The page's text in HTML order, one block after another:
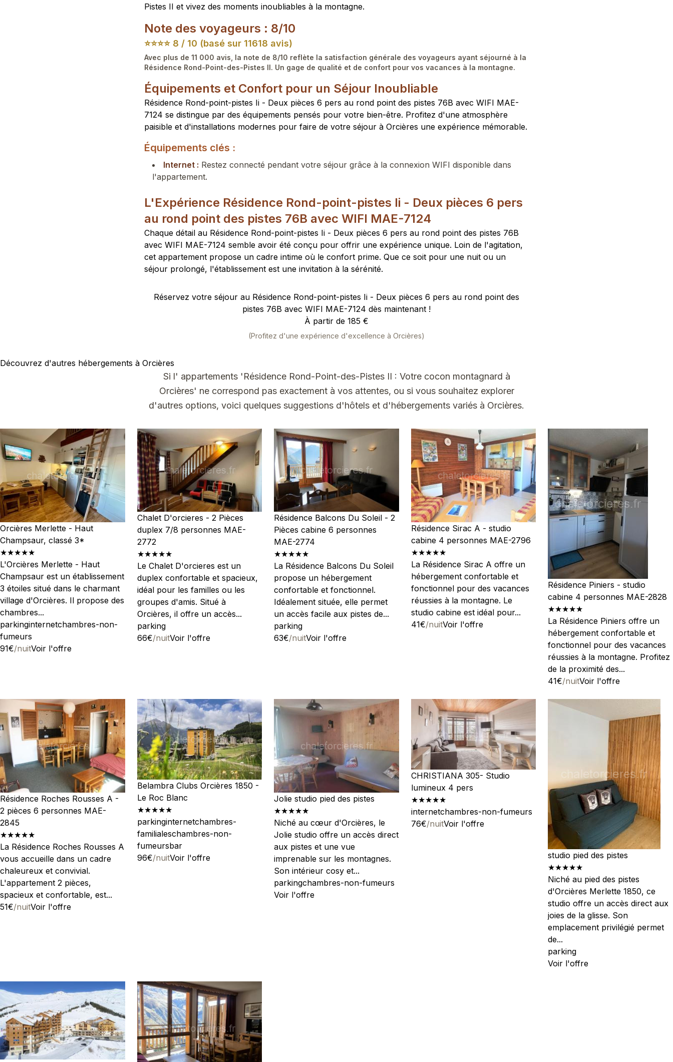
Pistes II et vivez des moments inoubliables à la montagne.
Note des voyageurs : 8/10
⭐⭐⭐⭐ 8 / 10 (basé sur 11618 avis)
Avec plus de 11 000 avis, la note de 8/10 reflète la satisfaction générale des voyageurs ayant séjourné à la
Résidence Rond-Point-des-Pistes II. Un gage de qualité et de confort pour vos vacances à la montagne.
Équipements et Confort pour un Séjour Inoubliable
Résidence Rond-point-pistes Ii - Deux pièces 6 pers au rond point des pistes 76B avec WIFI MAE-
7124 se distingue par des équipements pensés pour votre bien-être. Profitez d'une atmosphère
paisible et d'installations modernes pour faire de votre séjour à Orcières une expérience mémorable.
Équipements clés :
Internet : Restez connecté pendant votre séjour grâce à la connexion WIFI disponible dans
l'appartement.
L'Expérience Résidence Rond-point-pistes Ii - Deux pièces 6 pers
au rond point des pistes 76B avec WIFI MAE-7124
Chaque détail au Résidence Rond-point-pistes Ii - Deux pièces 6 pers au rond point des pistes 76B
avec WIFI MAE-7124 semble avoir été conçu pour offrir une expérience unique. Loin de l'agitation,
cet appartement propose un cadre intime où le confort prime. Que ce soit pour une nuit ou un
séjour prolongé, l'établissement est une invitation à la sérénité.
Réservez votre séjour au Résidence Rond-point-pistes Ii - Deux pièces 6 pers au rond point des
pistes 76B avec WIFI MAE-7124 dès maintenant !
À partir de 185 €
(Profitez d'une expérience d'excellence à Orcières)
Découvrez d'autres hébergements à Orcières
Si l' appartements 'Résidence Rond-Point-des-Pistes II : Votre cocon montagnard à
Orcières' ne correspond pas exactement à vos attentes, ou si vous souhaitez explorer
d'autres options, voici quelques suggestions d'hôtels et d'hébergements variés à Orcières.
Orcières Merlette - Haut
Champsaur, classé 3*
★★★★★
L'Orcières Merlette - Haut
Champsaur est un établissement
3 étoiles situé dans le charmant
village d'Orcières. Il propose des
chambres...
parkinginternetchambres-non-
fumeurs
91€/nuitVoir l'offre
Chalet D'orcieres - 2 Pièces
duplex 7/8 personnes MAE-
2772
★★★★★
Le Chalet D'orcieres est un
duplex confortable et spacieux,
idéal pour les familles ou les
groupes d'amis. Situé à
Orcières, il offre un accès...
parking
66€/nuitVoir l'offre
Résidence Balcons Du Soleil - 2
Pièces cabine 6 personnes
MAE-2774
★★★★★
La Résidence Balcons Du Soleil
propose un hébergement
confortable et fonctionnel.
Idéalement située, elle permet
un accès facile aux pistes de...
parking
63€/nuitVoir l'offre
Résidence Sirac A - studio
cabine 4 personnes MAE-2796
★★★★★
La Résidence Sirac A offre un
hébergement confortable et
fonctionnel pour des vacances
réussies à la montagne. Le
studio cabine est idéal pour...
41€/nuitVoir l'offre
Résidence Piniers - studio
cabine 4 personnes MAE-2828
★★★★★
La Résidence Piniers offre un
hébergement confortable et
fonctionnel pour des vacances
réussies à la montagne. Profitez
de la proximité des...
41€/nuitVoir l'offre
Résidence Roches Rousses A -
2 pièces 6 personnes MAE-
2845
★★★★★
La Résidence Roches Rousses A
vous accueille dans un cadre
chaleureux et convivial.
L'appartement 2 pièces,
spacieux et confortable, est...
51€/nuitVoir l'offre
Belambra Clubs Orcières 1850 -
Le Roc Blanc
★★★★★
parkinginternetchambres-
familialeschambres-non-
fumeursbar
96€/nuitVoir l'offre
Jolie studio pied des pistes
★★★★★
Niché au cœur d'Orcières, le
Jolie studio offre un accès direct
aux pistes et une vue
imprenable sur les montagnes.
Son intérieur cosy et...
parkingchambres-non-fumeurs
Voir l'offre
CHRISTIANA 305- Studio
lumineux 4 pers
★★★★★
internetchambres-non-fumeurs
76€/nuitVoir l'offre
studio pied des pistes
★★★★★
Niché au pied des pistes
d'Orcières Merlette 1850, ce
studio offre un accès direct aux
joies de la glisse. Son
emplacement privilégié permet
de...
parking
Voir l'offre